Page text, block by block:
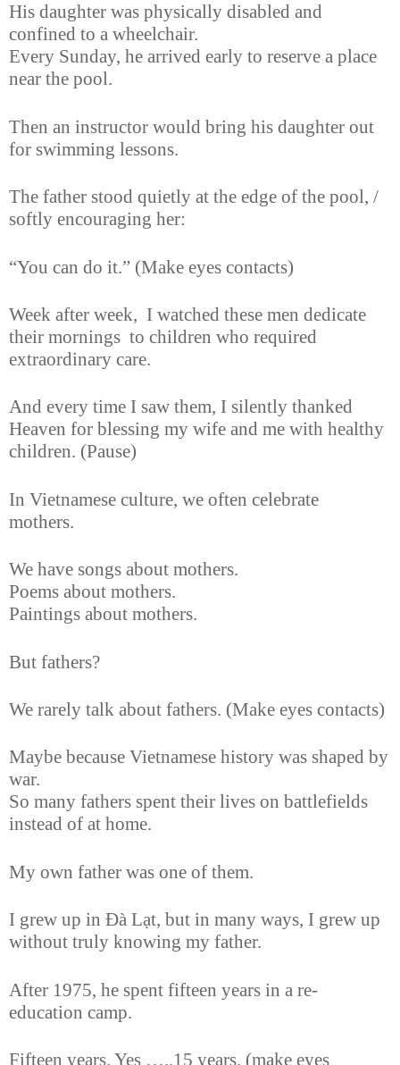
His daughter was physically disabled and
confined to a wheelchair.
Every Sunday, he arrived early to reserve a place
near the pool.
Then an instructor would bring his daughter out
for swimming lessons.
The father stood quietly at the edge of the pool, /
softly encouraging her:
“You can do it.” (Make eyes contacts)
Week after week, I watched these men dedicate
their mornings to children who required
extraordinary care.
And every time I saw them, I silently thanked
Heaven for blessing my wife and me with healthy
children. (Pause)
In Vietnamese culture, we often celebrate
mothers.
We have songs about mothers.
Poems about mothers.
Paintings about mothers.
But fathers?
We rarely talk about fathers. (Make eyes contacts)
Maybe because Vietnamese history was shaped by
war.
So many fathers spent their lives on battlefields
instead of at home.
My own father was one of them.
I grew up in Đà Lạt, but in many ways, I grew up
without truly knowing my father.
After 1975, he spent fifteen years in a re-
education camp.
Fifteen years. Yes …..15 years, (make eyes